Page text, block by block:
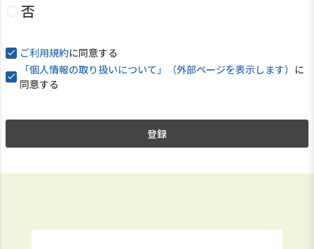
否
ご利用規約に同意する
「個人情報の取り扱いについて」（外部ページを表示します） に
同意する
登録